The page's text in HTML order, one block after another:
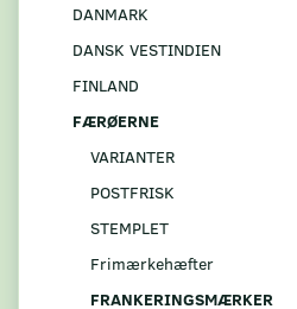
DANMARK
DANSK VESTINDIEN
FINLAND
FÆRØERNE
VARIANTER
POSTFRISK
STEMPLET
Frimærkehæfter
FRANKERINGSMÆRKER